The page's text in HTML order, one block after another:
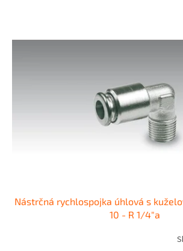
Nástrčná rychlospojka úhlová s
10 - R 1/4"a